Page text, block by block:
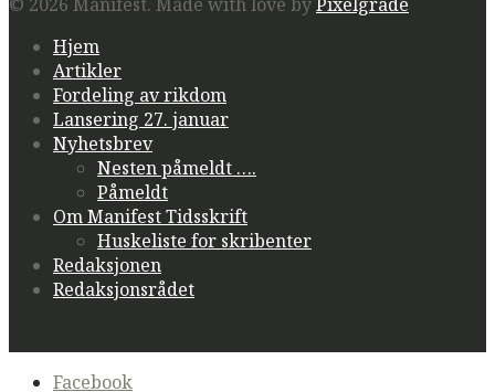
Hjem
Artikler
Fordeling av rikdom
Lansering 27. januar
Nyhetsbrev
Nesten påmeldt ….
Påmeldt
Om Manifest Tidsskrift
Huskeliste for skribenter
Redaksjonen
Redaksjonsrådet
SecondaryFacebook